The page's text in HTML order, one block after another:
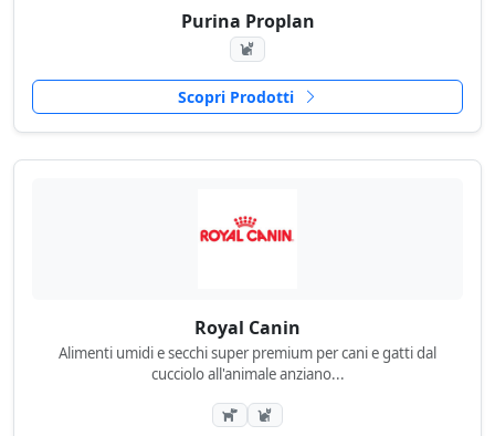
Purina Proplan
Scopri Prodotti
Royal Canin
Alimenti umidi e secchi super premium per cani e gatti dal
cucciolo all'animale anziano...